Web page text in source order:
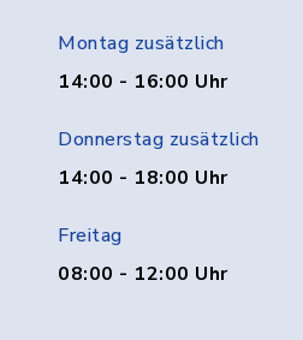
Montag zusätzlich
14:00 - 16:00 Uhr
Donnerstag zusätzlich
14:00 - 18:00 Uhr
Freitag
08:00 - 12:00 Uhr